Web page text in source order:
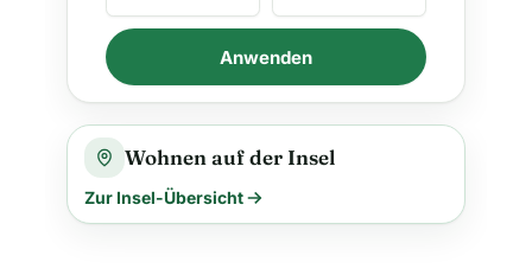
Anwenden
Wohnen auf der Insel
Zur Insel-Übersicht